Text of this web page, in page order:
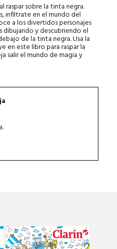
raspar sobre la tinta negra.
infiltrate en el mundo del
a los divertidos personajes
dibujando y descubriendo el
de la tinta negra. Usa la
en este libro para raspar la
salir el mundo de magia y